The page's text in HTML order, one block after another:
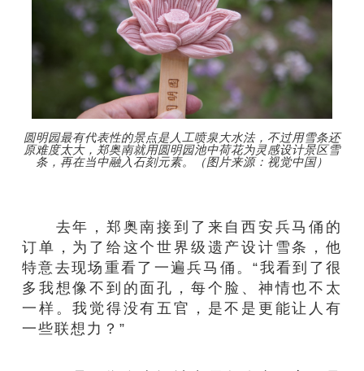
圆明园最有代表性的景点是人工喷泉大水法，不过用雪条还
原难度太大，郑奥南就用圆明园池中荷花为灵感设计景区雪
条，再在当中融入石刻元素。（图片来源：视觉中国）
去年，郑奥南接到了来自西安兵马俑的
订单，为了给这个世界级遗产设计雪条，他
特意去现场重看了一遍兵马俑。“我看到了很
多我想像不到的面孔，每个脸、神情也不太
一样。我觉得没有五官，是不是更能让人有
一些联想力？”